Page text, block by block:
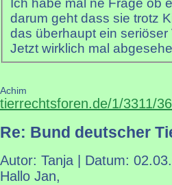
Ich habe mal ne Frage ob
darum geht dass sie trotz
das überhaupt ein
Jetzt wirklich mal
Achim
tierrechtsforen.de/1/3311/
Re: Bund deutscher
Autor: Tanja | Datum:
Hallo Jan,